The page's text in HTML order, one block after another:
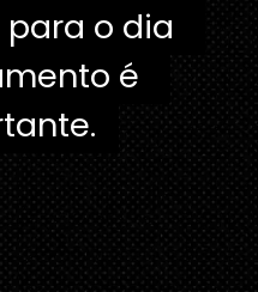
o dia
é
o dia
é